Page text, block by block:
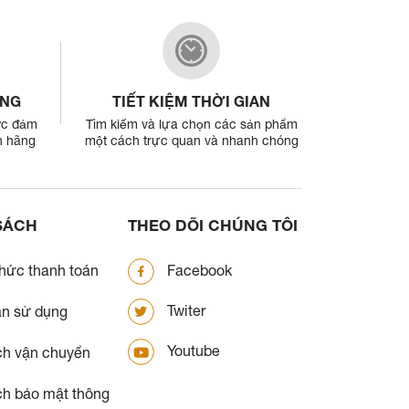
đảm
hãng
TIẾT KIỆM THỜI GIAN
Tìm kiếm và lựa chọn các sản phẩm
một cách trực quan và nhanh chóng
thanh toán
sử dụng
vận chuyển
bảo mật thông
THEO DÕI CHÚNG TÔI
Facebook
Twiter
Youtube